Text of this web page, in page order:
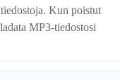
Kun poistut
MP3-tiedostosi